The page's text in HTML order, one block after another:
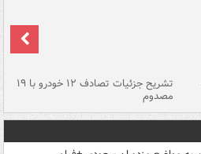
تشریح جزئیات تصادف ۱۲ خودرو با ۱۹
مصدوم